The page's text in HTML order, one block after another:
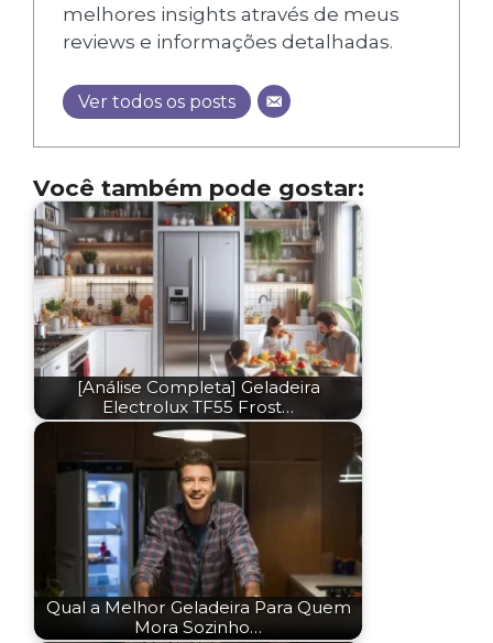
melhores insights através de meus
reviews e informações detalhadas.
Ver todos os posts
Você também pode gostar:
[Análise Completa] Geladeira
Electrolux TF55 Frost…
Qual a Melhor Geladeira Para Quem
Mora Sozinho…